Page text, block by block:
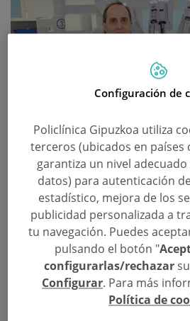
Desde la cirugía
robótica Da Vinci
Categoría:Aula de Salud,Urología
cáncer , disfunción eréctil , Gregorio
urinaria , Josean Rodriguez,próstata
Mañana, jueves 26 de marzo,
Garmendia y Josean
charla sobre la actualidad en
Configuración de
Policlínica Gipuzkoa utiliza
terceros (ubicados en países
garantiza un nivel
datos) para autenticación
estadístico, mejora de los
publicidad personalizada a
tu navegación. Puedes
pulsando el botón "
configurarlas/rechazar
Configurar. Para más
Política de